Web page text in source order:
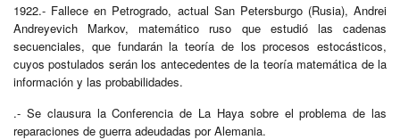
1922.- Fallece en Petrogrado, actual San Petersburgo (Rusia), Andrei
Andreyevich Markov, matemático ruso que estudió las cadenas
secuenciales, que fundarán la teoría de los procesos estocásticos,
cuyos postulados serán los antecedentes de la teoría matemática de la
información y las probabilidades.
.- Se clausura la Conferencia de La Haya sobre el problema de las
reparaciones de guerra adeudadas por Alemania.